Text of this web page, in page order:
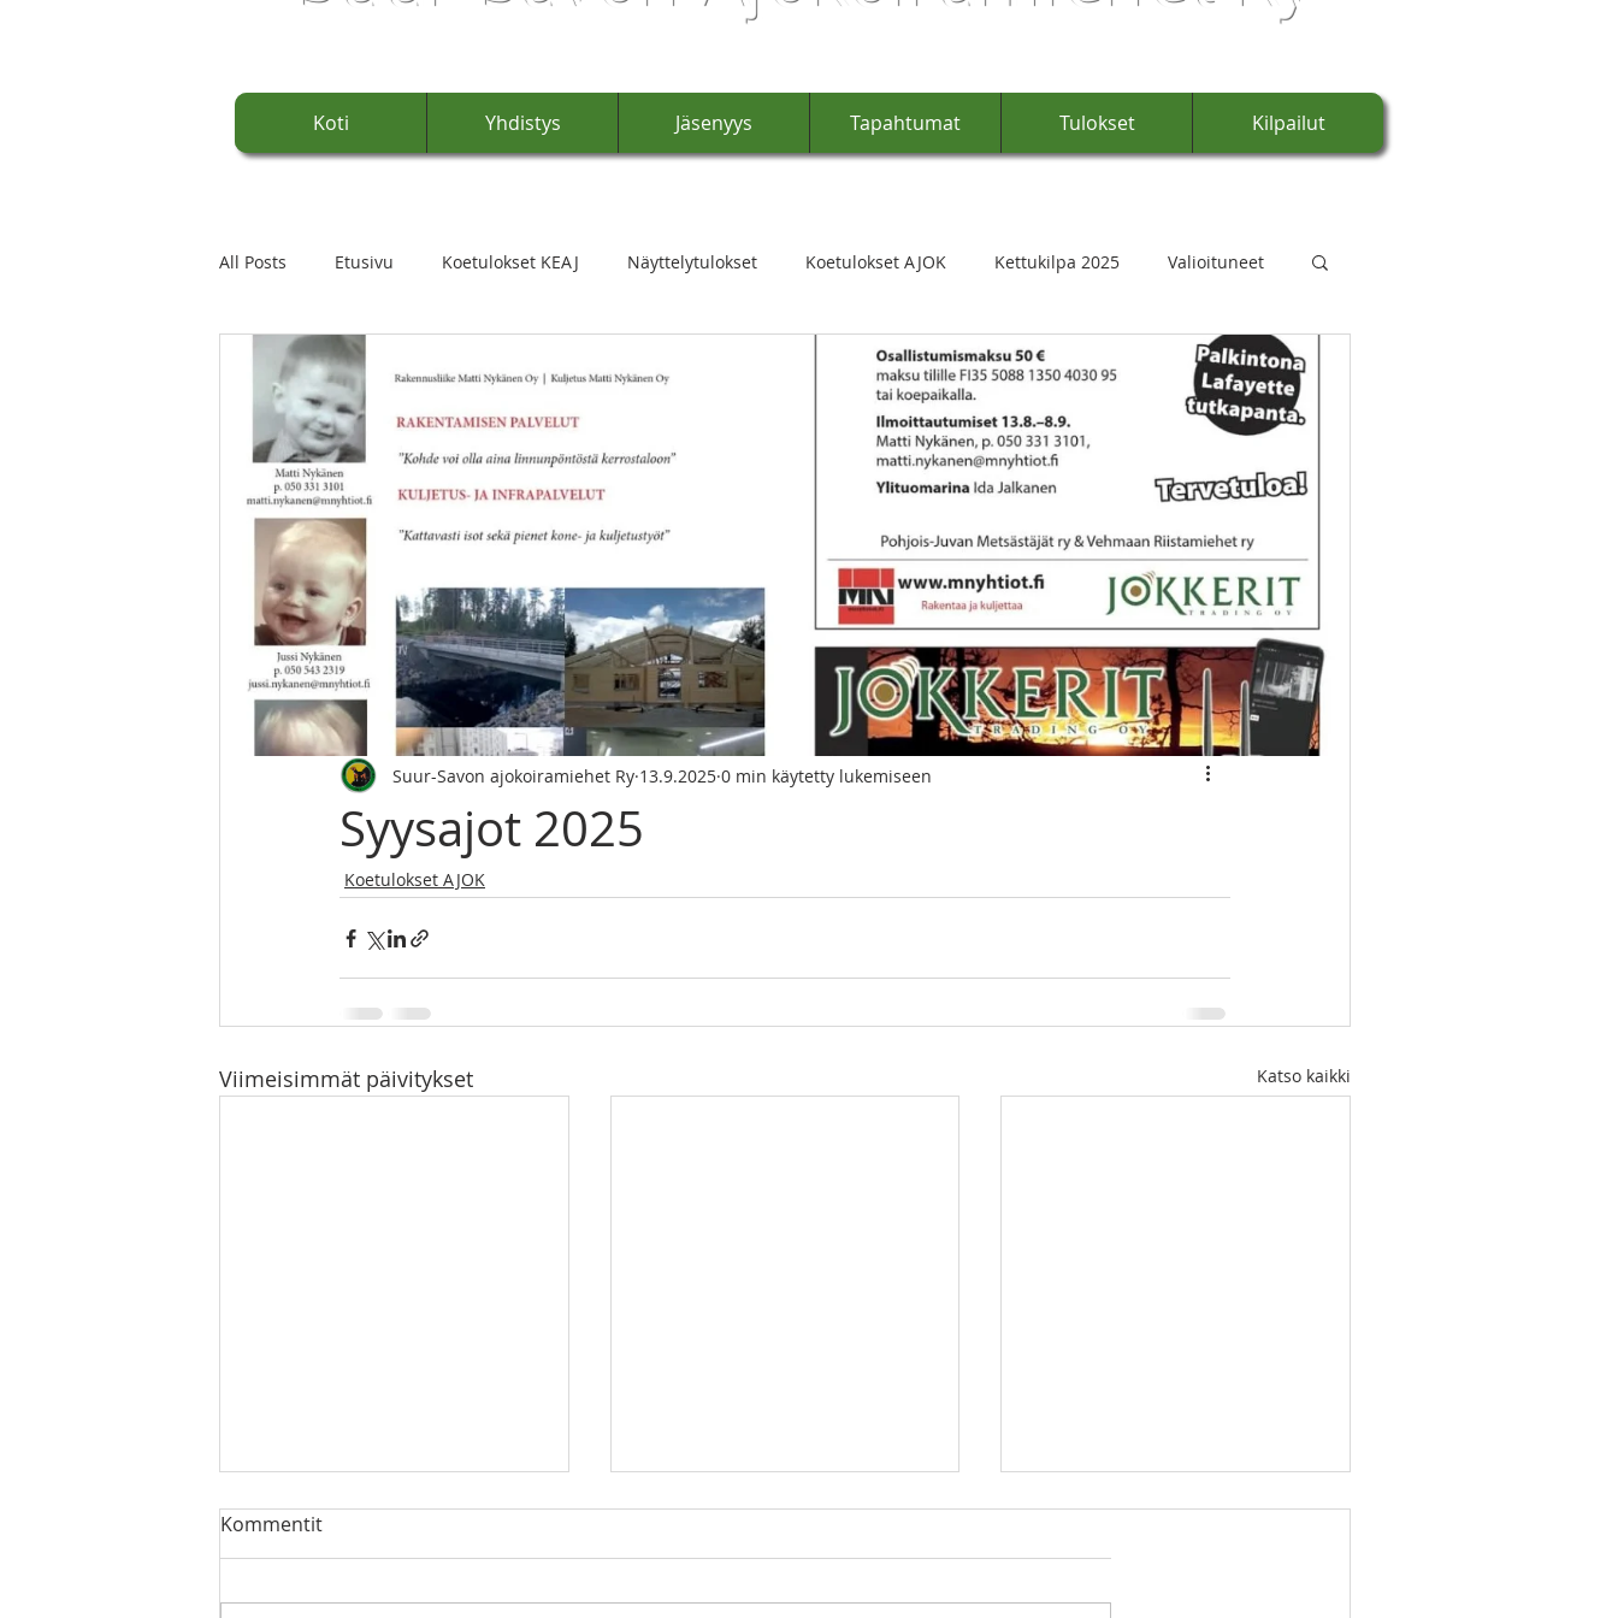
Koti Yhdistys Jäsenyys Tapahtumat Tulokset Kilpailut
All Posts Etusivu Koetulokset KEAJ Näyttelytulokset Koetulokset AJOK Kettukilpa 2025 Valioituneet
Palkittuja
Syysajot 2025
Suur-Savon ajokoiramiehet Ry 13.9.2025 0 min käytetty lukemiseen
Koetulokset AJOK
Viimeisimmät päivitykset Katso kaikki
Kommentit